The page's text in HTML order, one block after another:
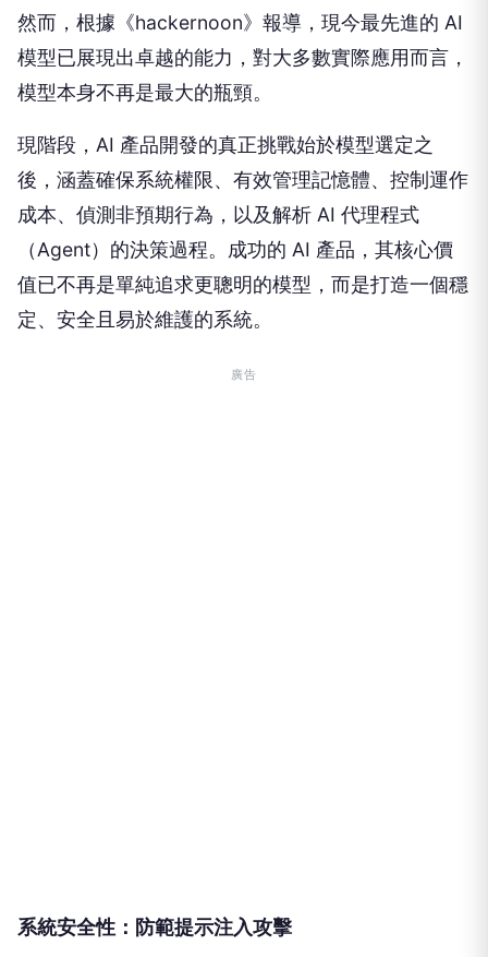
然而，根據《hackernoon》報導，現今最先進的 AI
模型已展現出卓越的能力，對大多數實際應用而言，
模型本身不再是最大的瓶頸。
現階段，AI 產品開發的真正挑戰始於模型選定之
後，涵蓋確保系統權限、有效管理記憶體、控制運作
成本、偵測非預期行為，以及解析 AI 代理程式
（Agent）的決策過程。成功的 AI 產品，其核心價
值已不再是單純追求更聰明的模型，而是打造一個穩
定、安全且易於維護的系統。
廣告
系統安全性：防範提示注入攻擊